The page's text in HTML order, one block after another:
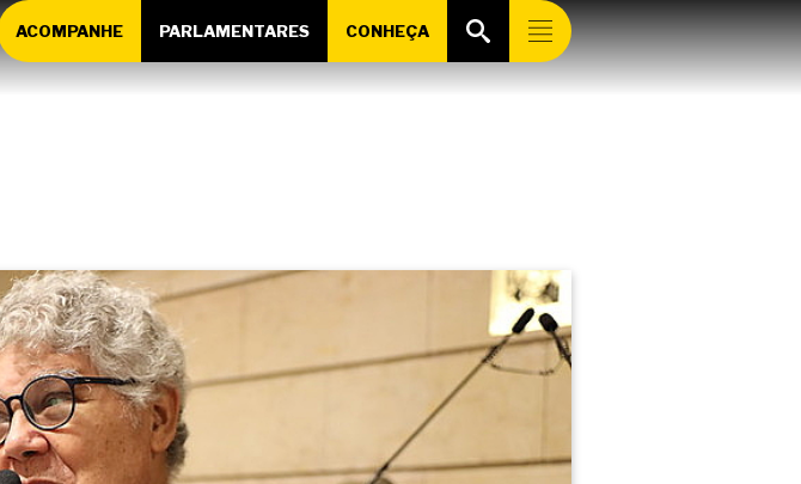
ACOMPANHE PARLAMENTARES CONHEÇA